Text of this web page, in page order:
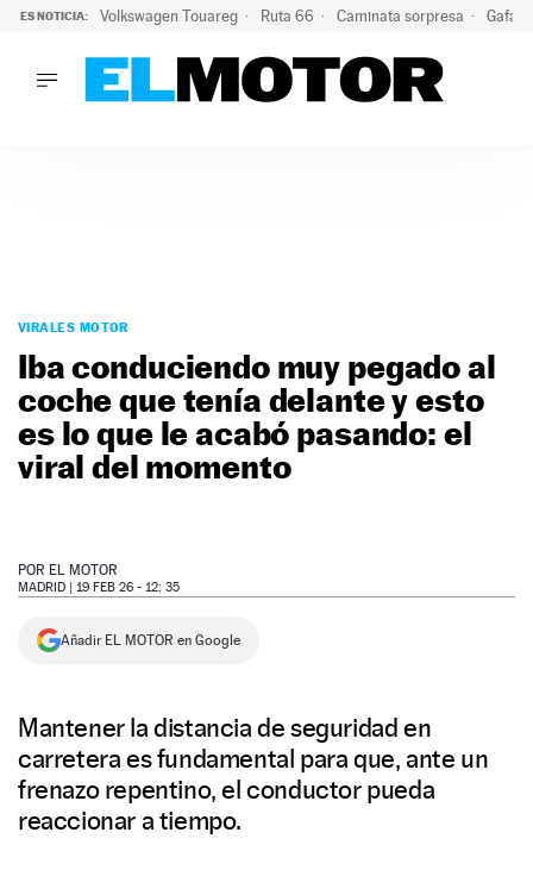
ES NOTICIA: Volkswagen Touareg Ruta 66 Caminata sorpresa Gafas
PODCAST
MOTOS
TECNOLOGÍA
SUPERCOCHES
MOTORTV
NEWSLETTER
SÍGUENOS
VIRALES MOTOR
Iba conduciendo muy pegado al
coche que tenía delante y esto
es lo que le acabó pasando: el
viral del momento
POR EL MOTOR
MADRID | 19 FEB 26 - 12: 35
Añadir EL MOTOR en Google
Mantener la distancia de seguridad en
carretera es fundamental para que, ante un
frenazo repentino, el conductor pueda
reaccionar a tiempo.